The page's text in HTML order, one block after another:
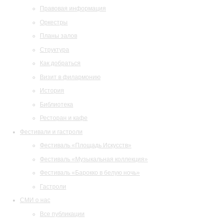
Правовая информация
Оркестры
Планы залов
Структура
Как добраться
Визит в филармонию
История
Библиотека
Ресторан и кафе
Фестивали и гастроли
Фестиваль «Площадь Искусств»
Фестиваль «Музыкальная коллекция»
Фестиваль «Барокко в белую ночь»
Гастроли
СМИ о нас
Все публикации